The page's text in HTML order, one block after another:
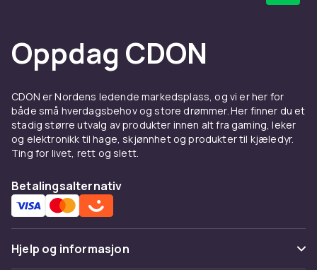
Oppdag CDON
CDON er Nordens ledende markedsplass, og vi er her for
både små hverdagsbehov og store drømmer. Her finner du et
stadig større utvalg av produkter innen alt fra gaming, leker
og elektronikk til hage, skjønnhet og produkter til kjæledyr.
Ting for livet, rett og slett.
Betalingsalternativ
Hjelp og informasjon